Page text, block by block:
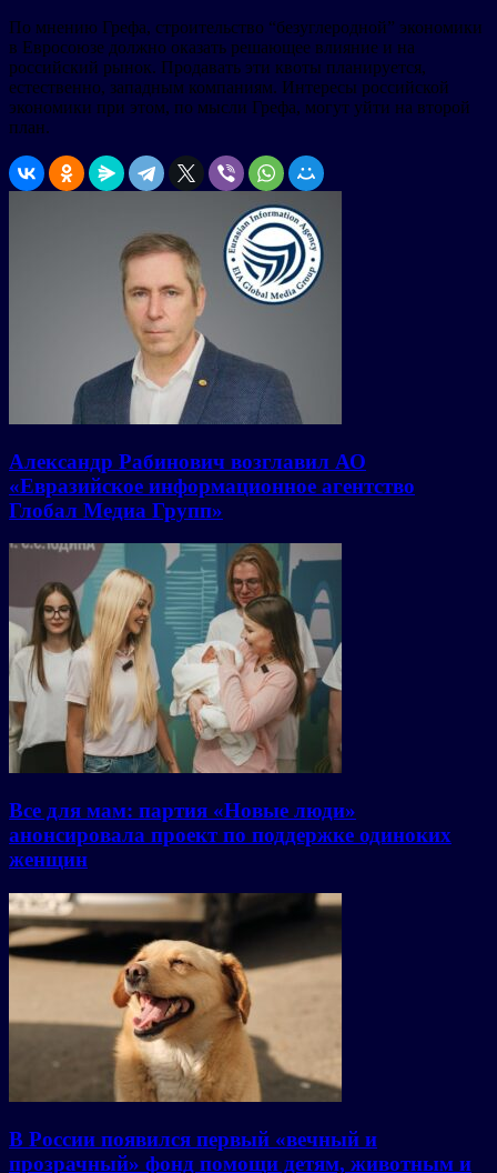
По мнению Грефа, строительство “безуглеродной” экономики
в Евросоюзе должно оказать решающее влияние и на
российский рынок. Продавать эти квоты планируется,
естественно, западным компаниям. Интересы российской
экономики при этом, по мысли Грефа, могут уйти на второй
план.
Александр Рабинович возглавил АО
«Евразийское информационное агентство
Глобал Медиа Групп»
Все для мам: партия «Новые люди»
анонсировала проект по поддержке одиноких
женщин
В России появился первый «вечный и
прозрачный» фонд помощи детям, животным и